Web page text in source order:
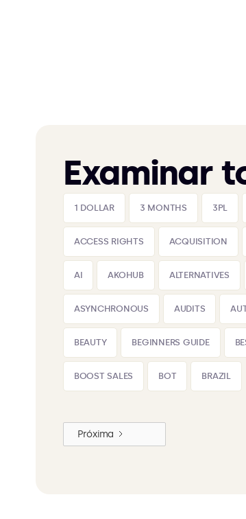
Examinar
1 DOLLAR 3 MONTHS 3PL
ACCESS RIGHTS ACQUISITION
AI AKOHUB ALTERNATIVES
ASYNCHRONOUS AUDITS
BEAUTY BEGINNERS GUIDE
BOOST SALES BOT BRAZIL
Próxima